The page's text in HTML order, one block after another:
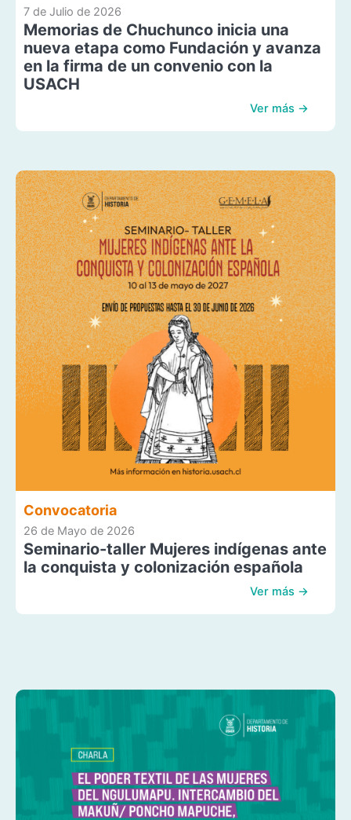
7 de Julio de 2026
Memorias de Chuchunco inicia una
nueva etapa como Fundación y avanza
en la firma de un convenio con la
USACH
Ver más →
Convocatoria
26 de Mayo de 2026
Seminario-taller Mujeres indígenas ante
la conquista y colonización española
Ver más →